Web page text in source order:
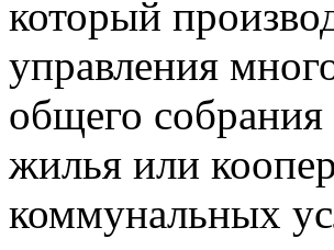
который
управления
общего собрания
жилья или
коммунальных